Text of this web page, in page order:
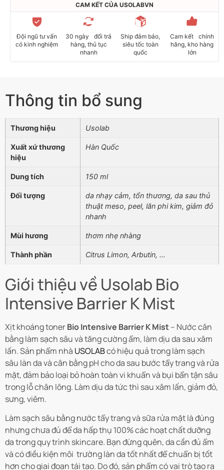
CAM KẾT CỦA USOLABVN
Đội ngũ tư vấn
có kinh nghiệm
30 ngày đổi trả
hàng, thủ tục
nhanh
Ship đảm bảo,
siêu tốc toàn
quốc
Cam kết chính
hãng, kho hàng
lớn
Thông tin bổ sung
Thương hiệu Usolab
Xuất xứ thương
hiệu
Hàn Quốc
Dung tích 150 ml
Đối tượng
da nhạy cảm, tổn thương, da sau thủ
thuật meso, peel, lăn phi kim, giảm đỏ
nhanh
Mùi hương thơm nhẹ nhàng
Thành phần Citrus Limon, Arbutin, …
Giới thiệu về Usolab Bio
Intensive Barrier K Mist
Xịt khoáng tonerBio Intensive Barrier K Mist– Nước cân
bằng làm sạch sâu và tăng cường ẩm, làm dịu da sau xâm
lấn. Sản phẩm nhà USOLABcó hiệu quả trong làm sạch
sâu làn da và cân bằng pH cho da sau bước tẩy trang và rửa
mặt, đảm bảo loại bỏ hoàn toàn vi khuẩn và bụi bẩn tận sâu
trong lỗ chân lông. Làm dịu da tức thì sau xâm lấn, giảm đỏ,
sưng, viêm.
Làm sạch sâu bằng nước tẩy trang và sữa rửa mặt là đúng
nhưng chưa đủ để da hấp thụ 100% các hoạt chất dưỡng
da trong quy trình skincare. Bạn đừng quên, da cần đủ ẩm
và có điều kiện môi trường làn da tốt nhất để chuẩn bị tốt
hơn cho giai đoạn tái tạo. Do đó, sản phẩmcó vai trò tạo ra